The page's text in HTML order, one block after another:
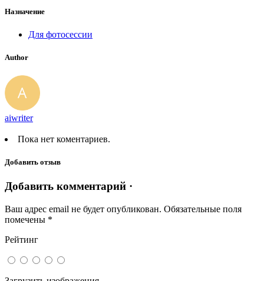
Назначение
Для фотосессии
Author
aiwriter
Пока нет коментариев.
Добавить отзыв
Добавить комментарий ·
Ваш адрес email не будет опубликован. Обязательные поля
помечены *
Рейтинг